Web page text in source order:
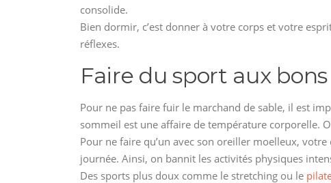
consolide.
Bien dormir, c’est donner à votre corps et votre
réflexes.
Faire du sport aux
Pour ne pas faire fuir le marchand de sable, il est
sommeil est une affaire de température corporelle.
Pour ne faire qu’un avec son oreiller moelleux,
journée. Ainsi, on bannit les activités physiques
Des sports plus doux comme le stretching ou le